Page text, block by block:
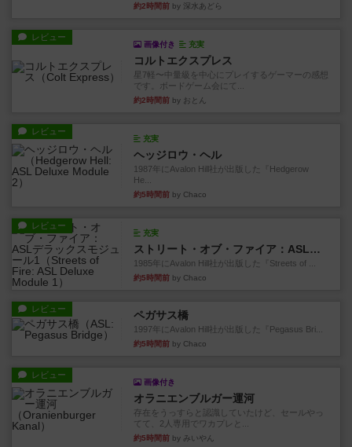
約2時間前 by 深水あどら
レビュー
画像付き 充実
コルトエクスプレス
星7軽〜中量級を中心にプレイするゲーマーの感想
です。ボードゲーム会にて...
約2時間前 by おとん
レビュー
充実
ヘッジロウ・ヘル
1987年にAvalon Hill社が出版した『Hedgerow
He...
約5時間前 by Chaco
レビュー
充実
ストリート・オブ・ファイア：ASLデラックスモジュール1
1985年にAvalon Hill社が出版した『Streets of ...
約5時間前 by Chaco
レビュー ペガサス橋
1997年にAvalon Hill社が出版した『Pegasus Bri...
約5時間前 by Chaco
レビュー
画像付き
オラニエンブルガー運河
存在をうっすらと認識していたけど、セールやっ
てて、2人専用でワカプレと...
約5時間前 by みいやん